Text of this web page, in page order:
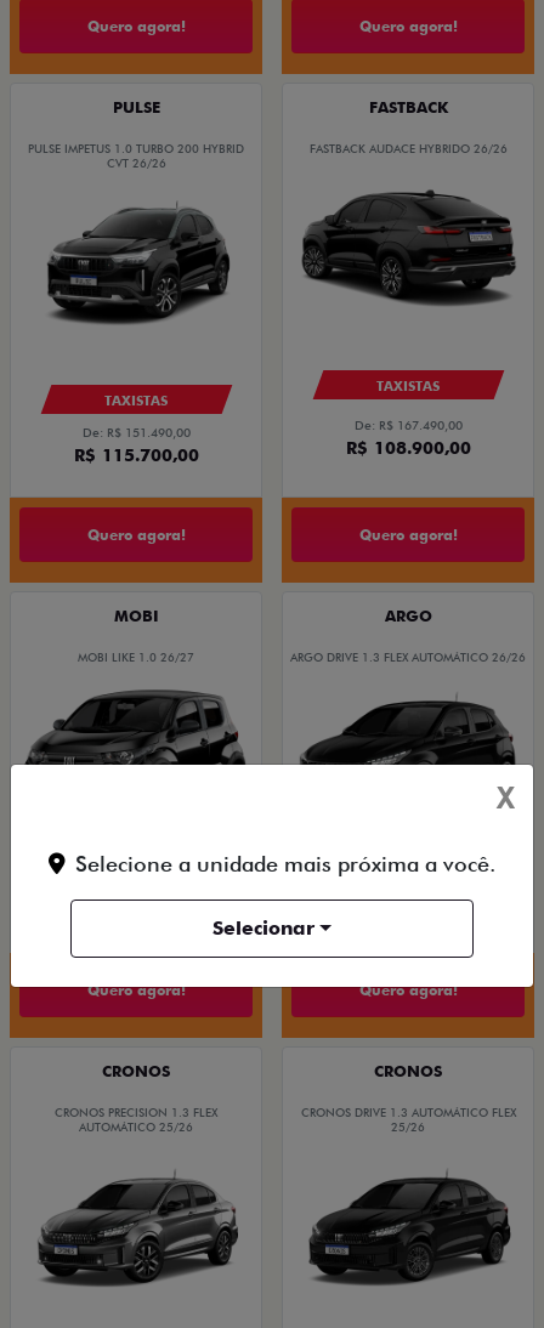
Quero agora! Quero agora!
PULSE
PULSE IMPETUS 1.0 TURBO 200 HYBRID
CVT 26/26
TAXISTAS
De: R$ 151.490,00
R$ 115.700,00
Quero agora!
FASTBACK
FASTBACK AUDACE HYBRIDO 26/26
TAXISTAS
De: R$ 167.490,00
R$ 108.900,00
Quero agora!
MOBI
MOBI LIKE 1.0 26/27
Quero agora!
ARGO
ARGO DRIVE 1.3 FLEX AUTOMÁTICO 26/26
Quero agora!
CRONOS
CRONOS PRECISION 1.3 FLEX
AUTOMÁTICO 25/26
CRONOS
CRONOS DRIVE 1.3 AUTOMÁTICO FLEX
25/26
X
Selecione a unidade mais próxima a você.
Selecionar